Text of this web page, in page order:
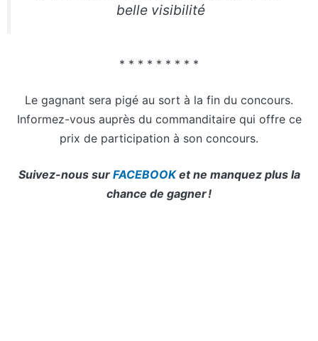
belle visibilité
* * * * * * * * *
Le gagnant sera pigé au sort à la fin du concours.
Informez-vous auprès du commanditaire qui offre ce
prix de participation à son concours.
Suivez-nous sur FACEBOOKet ne manquez plus la
chance de gagner !